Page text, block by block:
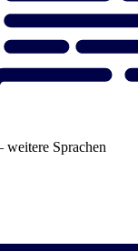
weitere Sprachen